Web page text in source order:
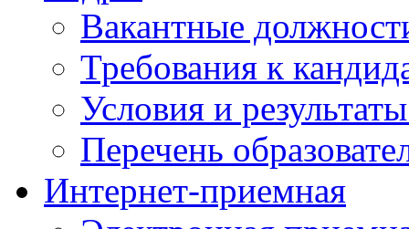
Вакантные
Требования к
Условия и
Перечень
Интернет-приемная